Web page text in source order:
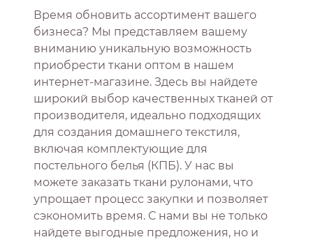
Время обновить ассортимент вашего
бизнеса? Мы представляем вашему
вниманию уникальную возможность
приобрести ткани оптом в нашем
интернет-магазине. Здесь вы найдете
широкий выбор качественных тканей от
производителя, идеально подходящих
для создания домашнего текстиля,
включая комплектующие для
постельного белья (КПБ). У нас вы
можете заказать ткани рулонами, что
упрощает процесс закупки и позволяет
сэкономить время. С нами вы не только
найдете выгодные предложения, но и